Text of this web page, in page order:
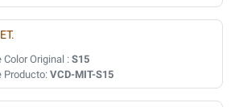
Color Original : S15
Producto: VCD-MIT-S15